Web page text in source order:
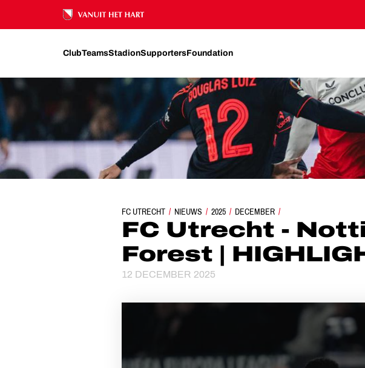
Ons nalatenschap
ClubTeamsStadionSupportersFoundation
FC UTRECHT NIEUWS 2025 DECEMBER
FC UTRECHT - NOTTINGHAM FOREST | HIGHLIGHTS
FC Utrecht -
Forest |
12 DECEMBER 2025